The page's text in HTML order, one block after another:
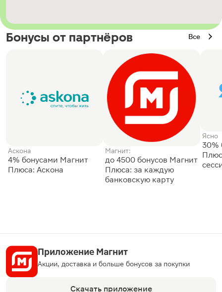
Бонусы от партнёров Все
Аскона
4% бонусами Магнит
Плюса: Аскона
Магнит:
до 4500 бонусов Магнит
Плюса: за каждую
банковскую карту
Ясно
30%
Приложение Магнит
Акции, доставка и больше бонусов за покупки
Скачать приложение